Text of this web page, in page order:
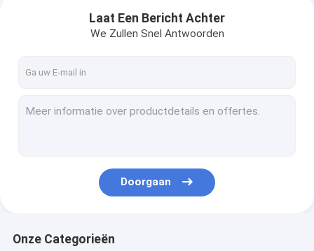
Laat Een Bericht Achter
We Zullen Snel Antwoorden
Doorgaan
Onze Categorieën